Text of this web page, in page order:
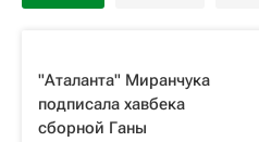
"Аталанта" Миранчука
подписала хавбека
сборной Ганы